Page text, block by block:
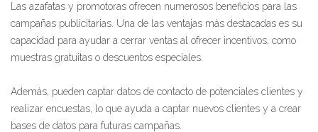
Las azafatas y promotoras ofrecen numerosos beneficios para las
campañas publicitarias. Una de las ventajas más destacadas es su
capacidad para ayudar a cerrar ventas al ofrecer incentivos, como
muestras gratuitas o descuentos especiales.
Además, pueden captar datos de contacto de potenciales clientes y
realizar encuestas, lo que ayuda a captar nuevos clientes y a crear
bases de datos para futuras campañas.